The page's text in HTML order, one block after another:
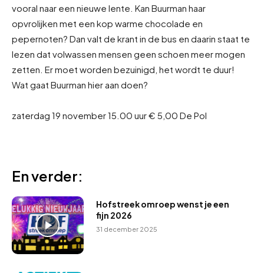
vooral naar een nieuwe lente. Kan Buurman haar
opvrolijken met een kop warme chocolade en
pepernoten? Dan valt de krant in de bus en daarin staat te
lezen dat volwassen mensen geen schoen meer mogen
zetten. Er moet worden bezuinigd, het wordt te duur!
Wat gaat Buurman hier aan doen?
zaterdag 19 november 15.00 uur € 5,00 De Pol
En verder:
Hofstreek omroep wenst je een
fijn 2026
31 december 2025